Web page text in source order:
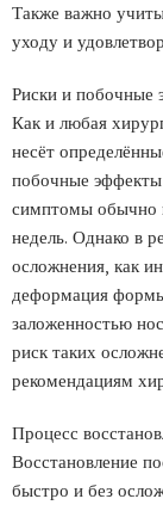
Также важно
уходу и
Риски и побочные
Как и любая
несёт
побочные эффекты
симптомы обычно
недель. Однако в
осложнения, как
деформация
заложенностью
риск таких
рекомендациям
Процесс
Восстановление
быстро и без